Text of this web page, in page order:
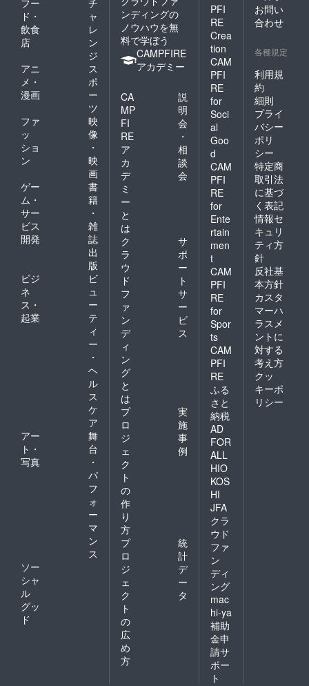
フー
ド・
飲食
店
チ
ャ
レ
ン
ジ
アニ
メ・
漫画
ス
ポ
ー
ツ
ファ
ッ
ショ
ン
映
像
・
映
画
ゲー
ム・
サー
ビス
開発
書
籍
・
雑
誌
出
版
ビジ
ネ
ス・
起業
ビ
ュ
ー
テ
ィ
ー
・
ヘ
ル
ス
ケ
ア
アー
ト・
写真
舞
台
・
パ
フ
ォ
ー
マ
ン
ス
ソー
シャ
ル
グッ
ド
ンディングの
ノウハウを無
料で学ぼう
CAMPFIRE
アカデミー
CA
MP
FI
RE
ア
カ
デ
ミ
ー
と
は
説
明
会
・
相
談
会
ク
ラ
ウ
ド
フ
ァ
ン
デ
ィ
ン
グ
と
は
サ
ポ
ー
ト
サ
ー
ビ
ス
プ
ロ
ジ
ェ
ク
ト
の
作
り
方
実
施
事
例
プ
ロ
ジ
ェ
ク
ト
の
広
め
方
統
計
デ
ー
タ
PFI
RE
Crea
tion
CAM
PFI
RE
for
Soci
al
Goo
d
CAM
PFI
RE
for
Ente
rtain
men
t
CAM
PFI
RE
for
Spor
ts
CAM
PFI
RE
ふる
さと
納税
AD
FOR
ALL
HIO
KOS
HI
JFA
クラ
ウド
ファ
ン
ディ
ング
mac
hi-ya
補助
金申
請サ
ポー
ト
お問い
合わせ
各種規定
利用規
約
細則
プライ
バシー
ポリ
シー
特定商
取引法
に基づ
く表記
情報セ
キュリ
ティ方
針
反社基
本方針
カスタ
マーハ
ラスメ
ントに
対する
考え方
クッ
キーポ
リシー